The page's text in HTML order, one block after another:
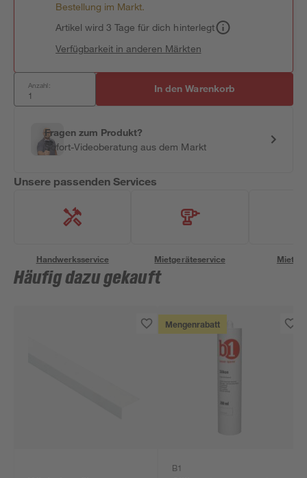
Bestellung im Markt.
Artikel wird 3 Tage für dich hinterlegt
Verfügbarkeit in anderen Märkten
Anzahl: In den Warenkorb
Fragen zum Produkt?
Sofort-Videoberatung aus dem Markt
Unsere passenden Services
Handwerksservice Mietgeräteservice
Häufig dazu gekauft
Mengenrabatt
B1